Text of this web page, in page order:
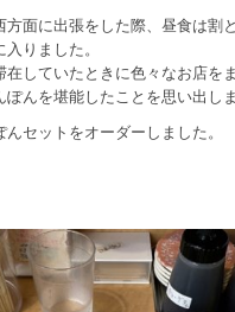
方面に出張をした際、昼食は割
りました。
在していたときに色々なお店を
ぽんを堪能したことを思い出しま
セットをオーダーしました。